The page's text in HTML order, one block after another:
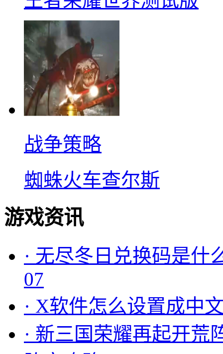
战争策略
蜘蛛火车查尔斯
游戏资讯
· 无尽冬日兑换码是什
07
· X软件怎么设置成中
· 新三国荣耀再起开荒